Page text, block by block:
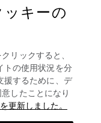
キーの
リックすると、
トの使用状況を分
援するために、デ
したことになり
更新しました。